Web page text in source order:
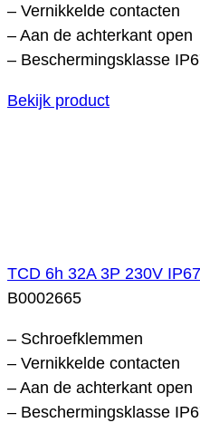
– Vernikkelde contacten
– Aan de achterkant open
– Beschermingsklasse
Bekijk product
TCD 6h 32A 3P 230V
B0002665
– Schroefklemmen
– Vernikkelde contacten
– Aan de achterkant open
– Beschermingsklasse